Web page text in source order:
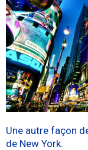
Une autre façon
de New York.